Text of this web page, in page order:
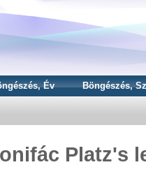
Év Böngészés,
Platz's